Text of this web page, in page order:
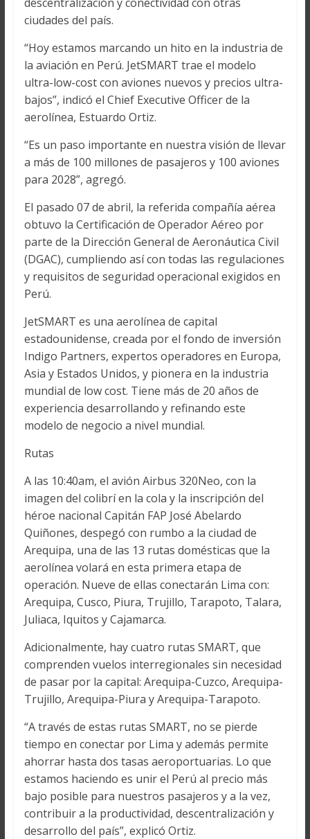
ciudades del país.
“Hoy estamos marcando un hito en la industria de
la aviación en Perú. JetSMART trae el modelo
ultra-low-cost con aviones nuevos y precios ultra-
bajos”, indicó el Chief Executive Officer de la
aerolínea, Estuardo Ortiz.
“Es un paso importante en nuestra visión de llevar
a más de 100 millones de pasajeros y 100 aviones
para 2028”, agregó.
El pasado 07 de abril, la referida compañía aérea
obtuvo la Certificación de Operador Aéreo por
parte de la Dirección General de Aeronáutica Civil
(DGAC), cumpliendo así con todas las regulaciones
y requisitos de seguridad operacional exigidos en
Perú.
JetSMART es una aerolínea de capital
estadounidense, creada por el fondo de inversión
Indigo Partners, expertos operadores en Europa,
Asia y Estados Unidos, y pionera en la industria
mundial de low cost. Tiene más de 20 años de
experiencia desarrollando y refinando este
modelo de negocio a nivel mundial.
Rutas
A las 10:40am, el avión Airbus 320Neo, con la
imagen del colibrí en la cola y la inscripción del
héroe nacional Capitán FAP José Abelardo
Quiñones, despegó con rumbo a la ciudad de
Arequipa, una de las 13 rutas domésticas que la
aerolínea volará en esta primera etapa de
operación. Nueve de ellas conectarán Lima con:
Arequipa, Cusco, Piura, Trujillo, Tarapoto, Talara,
Juliaca, Iquitos y Cajamarca.
Adicionalmente, hay cuatro rutas SMART, que
comprenden vuelos interregionales sin necesidad
de pasar por la capital: Arequipa-Cuzco, Arequipa-
Trujillo, Arequipa-Piura y Arequipa-Tarapoto.
“A través de estas rutas SMART, no se pierde
tiempo en conectar por Lima y además permite
ahorrar hasta dos tasas aeroportuarias. Lo que
estamos haciendo es unir el Perú al precio más
bajo posible para nuestros pasajeros y a la vez,
contribuir a la productividad, descentralización y
desarrollo del país”, explicó Ortiz.